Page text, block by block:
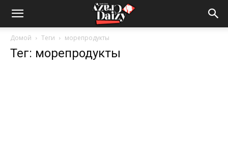
Crazy-
Daizy
Домой Теги морепродукты
Тег: морепродукты